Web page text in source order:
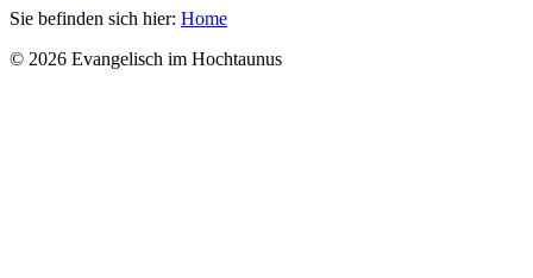
Sie befinden sich hier: Home
© 2026 Evangelisch im Hochtaunus